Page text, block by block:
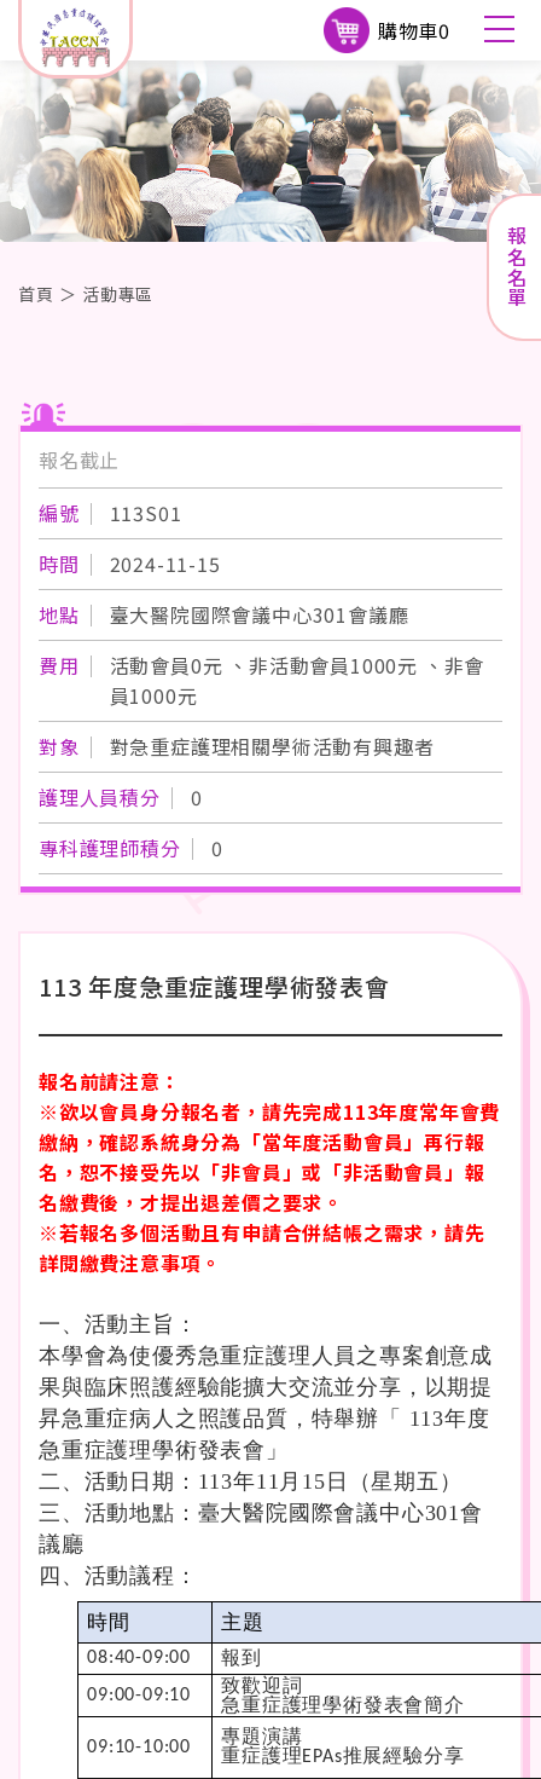
購物車0
首頁 ＞ 活動專區
報名截止
編號
113S01
時間
2024-11-15
地點
臺大醫院國際會議中心301會議廳
費用
活動會員0元 、非活動會員1000元 、非會
員1000元
對象
對急重症護理相關學術活動有興趣者
護理人員積分
0
專科護理師積分
0
113 年度急重症護理學術發表會
報名前請注意：
※欲以會員身分報名者，請先完成113年度常年會費
繳納，確認系統身分為「當年度活動會員」再行報
名，恕不接受先以「非會員」或「非活動會員」報
名繳費後，才提出退差價之要求。
※若報名多個活動且有申請合併結帳之需求，請先
詳閱繳費注意事項。
一、活動主旨：
本學會為使優秀急重症護理人員之專案創意成
果與臨床照護經驗能擴大交流並分享，以期提
昇急重症病人之照護品質，特舉辦「
113年度
急重症護理學術發表會」
二、活動日期： 113年11 月 15 日（星期五）
三、活動地點： 臺大醫院國際會議中心301會
議廳
四、活動議程：
時間 主題
08:40-09:00 報到
09:00-09:10
致歡迎詞
急重症護理學術發表會簡介
09:10-10:00
專題演講
重症護理EPAs推展經驗分享
報名名單